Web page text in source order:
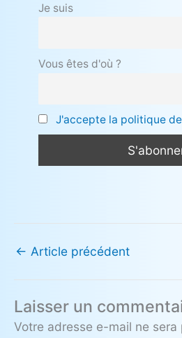
Je suis
Vous êtes d'où ?
J'accepte la politique
← Article précédent
Laisser un
Votre adresse e-mail ne sera